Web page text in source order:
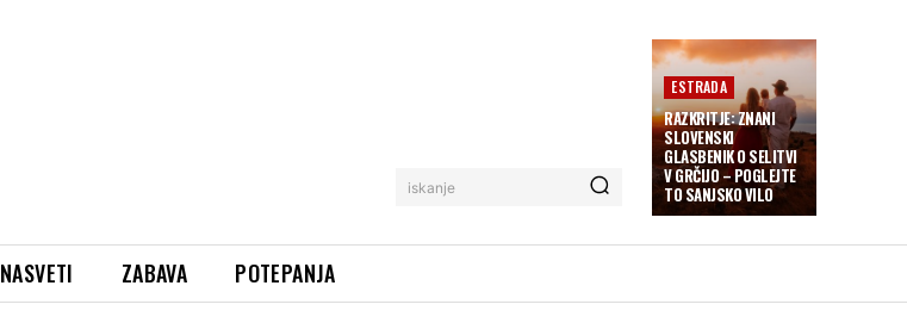
iskanje
ESTRADA
RAZKRITJE: ZNANI
SLOVENSKI
GLASBENIK O SELITVI
V GRČIJO – POGLEJTE
TO SANJSKO VILO
NASVETI ZABAVA POTEPANJA